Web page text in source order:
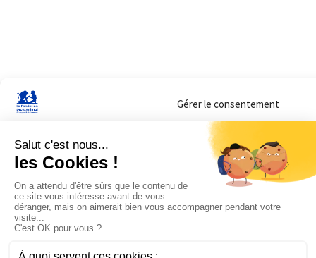
Gérer le consentement
Sur ce site, nous utilisons des cookies pour mesurer notre audience et vous
lorsque vous y consentez. Vous pouvez sélectionner ceux que vous autorisez
navigation.